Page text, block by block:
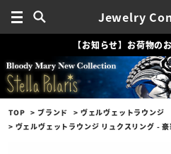
Jewelry
【お知らせ】お荷物の
TOP ブランド
ヴェルヴェットラウンジ
ヴェルヴェットラウンジ リュクスリング -